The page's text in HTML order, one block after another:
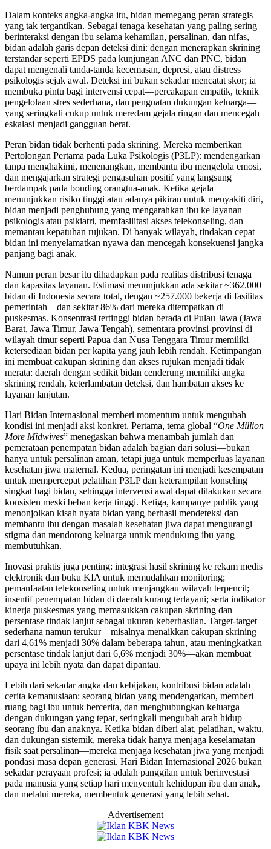
Dalam konteks angka-angka itu, bidan memegang peran strategis
yang tak tergantikan. Sebagai tenaga kesehatan yang paling sering
berinteraksi dengan ibu selama kehamilan, persalinan, dan nifas,
bidan adalah garis depan deteksi dini: dengan menerapkan skrining
terstandar seperti EPDS pada kunjungan ANC dan PNC, bidan
dapat mengenali tanda-tanda kecemasan, depresi, atau distress
psikologis sejak awal. Deteksi ini bukan sekadar mencatat skor; ia
membuka pintu bagi intervensi cepat—percakapan empatik, teknik
pengelolaan stres sederhana, dan penguatan dukungan keluarga—
yang seringkali cukup untuk meredam gejala ringan dan mencegah
eskalasi menjadi gangguan berat.
Peran bidan tidak berhenti pada skrining. Mereka memberikan
Pertolongan Pertama pada Luka Psikologis (P3LP): mendengarkan
tanpa menghakimi, menenangkan, membantu ibu mengelola emosi,
dan mengajarkan strategi pengasuhan positif yang langsung
berdampak pada bonding orangtua‑anak. Ketika gejala
menunjukkan risiko tinggi atau adanya pikiran untuk menyakiti diri,
bidan menjadi penghubung yang mengarahkan ibu ke layanan
psikologis atau psikiatri, memfasilitasi akses telekonseling, dan
memantau kepatuhan rujukan. Di banyak wilayah, tindakan cepat
bidan ini menyelamatkan nyawa dan mencegah konsekuensi jangka
panjang bagi anak.
Namun peran besar itu dihadapkan pada realitas distribusi tenaga
dan kapasitas layanan. Estimasi menunjukkan ada sekitar ~362.000
bidan di Indonesia secara total, dengan ~257.000 bekerja di fasilitas
pemerintah—dan sekitar 86% dari mereka ditempatkan di
puskesmas. Konsentrasi tertinggi bidan berada di Pulau Jawa (Jawa
Barat, Jawa Timur, Jawa Tengah), sementara provinsi‑provinsi di
wilayah timur seperti Papua dan Nusa Tenggara Timur memiliki
ketersediaan bidan per kapita yang jauh lebih rendah. Ketimpangan
ini membuat cakupan skrining dan akses rujukan menjadi tidak
merata: daerah dengan sedikit bidan cenderung memiliki angka
skrining rendah, keterlambatan deteksi, dan hambatan akses ke
layanan lanjutan.
Hari Bidan Internasional memberi momentum untuk mengubah
kondisi ini menjadi aksi konkret. Pertama, tema global “One Million
More Midwives” menegaskan bahwa menambah jumlah dan
pemerataan penempatan bidan adalah bagian dari solusi—bukan
hanya untuk persalinan aman, tetapi juga untuk memperluas layanan
kesehatan jiwa maternal. Kedua, peringatan ini menjadi kesempatan
untuk mempercepat pelatihan P3LP dan keterampilan konseling
singkat bagi bidan, sehingga intervensi awal dapat dilakukan secara
konsisten meski beban kerja tinggi. Ketiga, kampanye publik yang
menonjolkan kisah nyata bidan yang berhasil mendeteksi dan
membantu ibu dengan masalah kesehatan jiwa dapat mengurangi
stigma dan mendorong keluarga untuk mendukung ibu yang
membutuhkan.
Inovasi praktis juga penting: integrasi hasil skrining ke rekam medis
elektronik dan buku KIA untuk memudahkan monitoring;
pemanfaatan telekonseling untuk menjangkau wilayah terpencil;
insentif penempatan bidan di daerah kurang terlayani; serta indikator
kinerja puskesmas yang memasukkan cakupan skrining dan
persentase tindak lanjut sebagai ukuran keberhasilan. Target‑target
sederhana namun terukur—misalnya menaikkan cakupan skrining
dari 4,61% menjadi 30% dalam beberapa tahun, atau meningkatkan
persentase tindak lanjut dari 6,6% menjadi 30%—akan membuat
upaya ini lebih nyata dan dapat dipantau.
Lebih dari sekadar angka dan kebijakan, kontribusi bidan adalah
cerita kemanusiaan: seorang bidan yang mendengarkan, memberi
ruang bagi ibu untuk bercerita, dan menghubungkan keluarga
dengan dukungan yang tepat, seringkali mengubah arah hidup
seorang ibu dan anaknya. Ketika bidan diberi alat, pelatihan, waktu,
dan dukungan sistemik, mereka tidak hanya menjaga keselamatan
fisik saat persalinan—mereka menjaga kesehatan jiwa yang menjadi
pondasi masa depan generasi. Hari Bidan Internasional 2026 bukan
sekadar perayaan profesi; ia adalah panggilan untuk berinvestasi
pada manusia yang setiap hari menyentuh kehidupan ibu dan anak,
dan melalui mereka, membentuk generasi yang lebih sehat.
Advertisement